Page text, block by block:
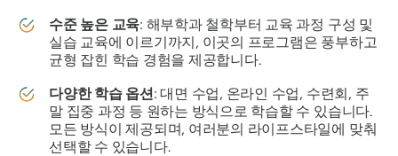
수준 높은 교육: 해부학과 철학부터 교육 과정 구성 및
실습 교육에 이르기까지, 이곳의 프로그램은 풍부하고
균형 잡힌 학습 경험을 제공합니다.
다양한 학습 옵션: 대면 수업, 온라인 수업, 수련회, 주
말 집중 과정 등 원하는 방식으로 학습할 수 있습니다.
모든 방식이 제공되며, 여러분의 라이프스타일에 맞춰
선택할 수 있습니다.